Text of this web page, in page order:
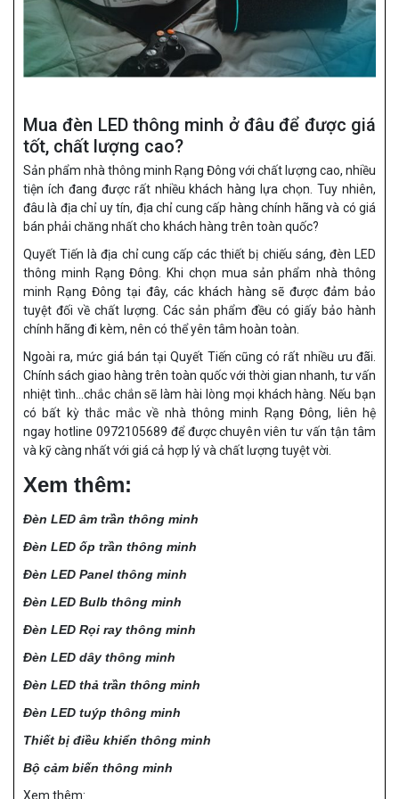
Mua đèn LED thông minh ở đâu để được giá
tốt, chất lượng cao?
Sản phẩm nhà thông minh Rạng Đông với chất lượng cao, nhiều
tiện ích đang được rất nhiều khách hàng lựa chọn. Tuy nhiên,
đâu là địa chỉ uy tín, địa chỉ cung cấp hàng chính hãng và có giá
bán phải chăng nhất cho khách hàng trên toàn quốc?
Quyết Tiến là địa chỉ cung cấp các thiết bị chiếu sáng, đèn LED
thông minh Rạng Đông. Khi chọn mua sản phẩm nhà thông
minh Rạng Đông tại đây, các khách hàng sẽ được đảm bảo
tuyệt đối về chất lượng. Các sản phẩm đều có giấy bảo hành
chính hãng đi kèm, nên có thể yên tâm hoàn toàn.
Ngoài ra, mức giá bán tại Quyết Tiến cũng có rất nhiều ưu đãi.
Chính sách giao hàng trên toàn quốc với thời gian nhanh, tư vấn
nhiệt tình…chắc chắn sẽ làm hài lòng mọi khách hàng. Nếu bạn
có bất kỳ thắc mắc về nhà thông minh Rạng Đông, liên hệ
ngay hotline 0972105689 để được chuyên viên tư vấn tận tâm
và kỹ càng nhất với giá cả hợp lý và chất lượng tuyệt vời.
Xem thêm:
Đèn LED âm trần thông minh
Đèn LED ốp trần thông minh
Đèn LED Panel thông minh
Đèn LED Bulb thông minh
Đèn LED Rọi ray thông minh
Đèn LED dây thông minh
Đèn LED thả trần thông minh
Đèn LED tuýp thông minh
Thiết bị điều khiển thông minh
Bộ cảm biến thông minh
Xem thêm: